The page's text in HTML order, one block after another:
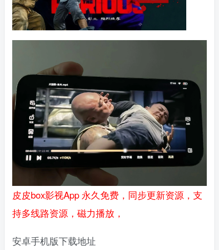
皮皮box影视App 永久免费，同步更新资源，支
持多线路资源，磁力播放，
安卓手机版下载地址